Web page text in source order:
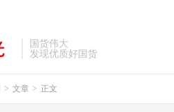
国货伟大
发现优质好国货
> 文章 > 正文